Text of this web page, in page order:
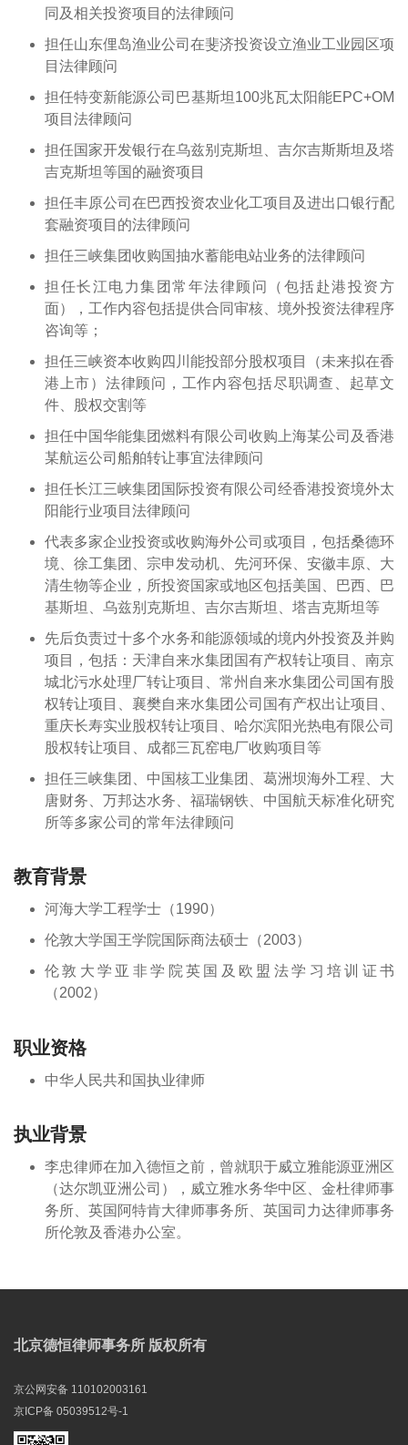
同及相关投资项目的法律顾问
担任山东俚岛渔业公司在斐济投资设立渔业工业园区项
目法律顾问
担任特变新能源公司巴基斯坦100兆瓦太阳能EPC+OM
项目法律顾问
担任国家开发银行在乌兹别克斯坦、吉尔吉斯斯坦及塔
吉克斯坦等国的融资项目
担任丰原公司在巴西投资农业化工项目及进出口银行配
套融资项目的法律顾问
担任三峡集团收购国抽水蓄能电站业务的法律顾问
担任长江电力集团常年法律顾问（包括赴港投资方
面），工作内容包括提供合同审核、境外投资法律程序
咨询等；
担任三峡资本收购四川能投部分股权项目（未来拟在香
港上市）法律顾问，工作内容包括尽职调查、起草文
件、股权交割等
担任中国华能集团燃料有限公司收购上海某公司及香港
某航运公司船舶转让事宜法律顾问
担任长江三峡集团国际投资有限公司经香港投资境外太
阳能行业项目法律顾问
代表多家企业投资或收购海外公司或项目，包括桑德环
境、徐工集团、宗申发动机、先河环保、安徽丰原、大
清生物等企业，所投资国家或地区包括美国、巴西、巴
基斯坦、乌兹别克斯坦、吉尔吉斯坦、塔吉克斯坦等
先后负责过十多个水务和能源领域的境内外投资及并购
项目，包括：天津自来水集团国有产权转让项目、南京
城北污水处理厂转让项目、常州自来水集团公司国有股
权转让项目、襄樊自来水集团公司国有产权出让项目、
重庆长寿实业股权转让项目、哈尔滨阳光热电有限公司
股权转让项目、成都三瓦窑电厂收购项目等
担任三峡集团、中国核工业集团、葛洲坝海外工程、大
唐财务、万邦达水务、福瑞钢铁、中国航天标准化研究
所等多家公司的常年法律顾问
教育背景
河海大学工程学士（1990）
伦敦大学国王学院国际商法硕士（2003）
伦敦大学亚非学院英国及欧盟法学习培训证书
（2002）
职业资格
中华人民共和国执业律师
执业背景
李忠律师在加入德恒之前，曾就职于威立雅能源亚洲区
（达尔凯亚洲公司），威立雅水务华中区、金杜律师事
务所、英国阿特肯大律师事务所、英国司力达律师事务
所伦敦及香港办公室。
北京德恒律师事务所 版权所有
京公网安备 110102003161
京ICP备 05039512号-1